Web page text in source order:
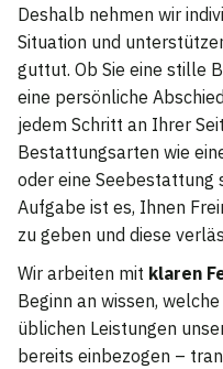
Deshalb nehmen wir
Situation und
guttut. Ob Sie eine stille
eine persönliche
jedem Schritt an Ihrer
Bestattungsarten wie
oder eine Seebestattung
Aufgabe ist es, Ihnen
zu geben und diese
Wir arbeiten mit klaren
Beginn an wissen,
üblichen Leistungen
bereits einbezogen –